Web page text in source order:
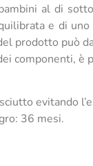
al di
e di
prodotto può
componenti,
evitando
36 mesi.